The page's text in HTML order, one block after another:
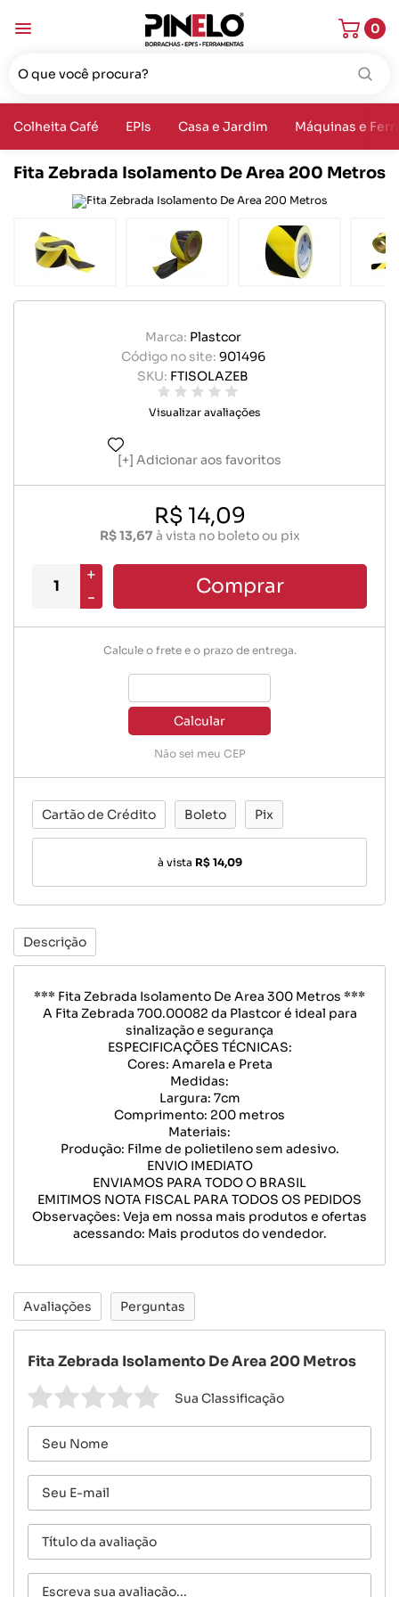
0
Colheita Café EPIs Casa e Jardim Máquinas e
Fita Zebrada Isolamento De Area 200 Metros
Marca: Plastcor
Código no site: 901496
SKU: FTISOLAZEB
Visualizar avaliações
Adicionar aos favoritos
R$ 14,09
R$ 13,67à vista no boleto ou pix
+
-
Comprar
Calcule o frete e o prazo de entrega.
Calcular
Não sei meu CEP
Cartão de Crédito Boleto Pix
à vista R$ 14,09
Descrição
*** Fita Zebrada Isolamento De Area 300 Metros ***
A Fita Zebrada 700.00082 da Plastcor é ideal para
sinalização e segurança
ESPECIFICAÇÕES TÉCNICAS:
Cores: Amarela e Preta
Medidas:
Largura: 7cm
Comprimento: 200 metros
Materiais:
Produção: Filme de polietileno sem adesivo.
ENVIO IMEDIATO
ENVIAMOS PARA TODO O BRASIL
EMITIMOS NOTA FISCAL PARA TODOS OS PEDIDOS
Observações: Veja em nossa mais produtos e ofertas
acessando: Mais produtos do vendedor.
Avaliações Perguntas
Fita Zebrada Isolamento De Area 200 Metros
Sua Classificação